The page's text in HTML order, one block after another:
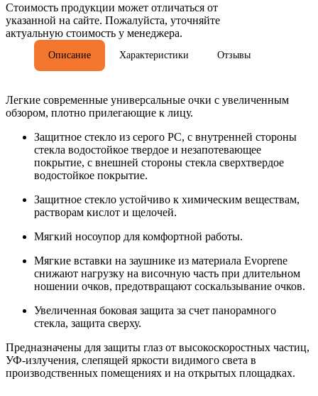
Стоимость продукции может отличаться от
указанной на сайте. Пожалуйста, уточняйте
актуальную стоимость у менеджера.
Описание Характеристики Отзывы
Легкие современные универсальные очки с увеличенным
обзором, плотно прилегающие к лицу.
Защитное стекло из серого РС, с внутренней стороны
стекла водостойкое твердое и незапотевающее
покрытие, с внешней стороны стекла сверхтвердое
водостойкое покрытие.
Защитное стекло устойчиво к химическим веществам,
растворам кислот и щелочей.
Мягкий носоупор для комфортной работы.
Мягкие вставки на заушнике из материала Evoprene
снижают нагрузку на височную часть при длительном
ношении очков, предотвращают соскальзывание очков.
Увеличенная боковая защита за счет панорамного
стекла, защита сверху.
Предназначены для защиты глаз от высокоскоростных частиц,
УФ-излучения, слепящей яркости видимого света в
производственных помещениях и на открытых площадках.